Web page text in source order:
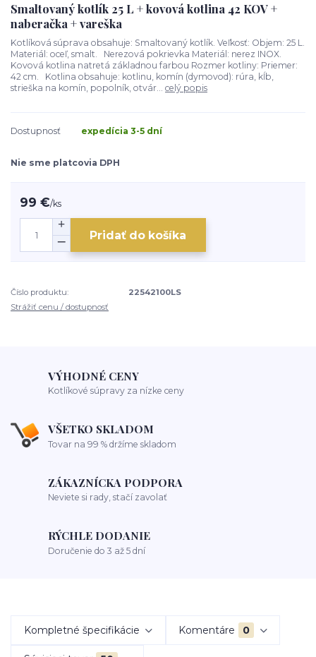
Smaltovaný kotlík 25 L + kovová kotlina 42 KOV +
naberačka + vareška
Kotlíková súprava obsahuje: Smaltovaný kotlík. Veľkosť: Objem: 25 L.
Materiál: oceľ, smalt. Nerezová pokrievka Materiál: nerez INOX.
Kovová kotlina natretá základnou farbou Rozmer kotliny: Priemer:
42 cm. Kotlina obsahuje: kotlinu, komín (dymovod): rúra, kĺb,
strieška na komín, popolník, otvár... celý popis
Dostupnosť expedícia 3-5 dní
Nie sme platcovia DPH
99 €/ks
Pridať do košíka
Číslo produktu:
22542100LS
Strážiť cenu / dostupnosť
VÝHODNÉ CENY
Kotlíkové súpravy za nízke ceny
VŠETKO SKLADOM
Tovar na 99 % držíme skladom
ZÁKAZNÍCKA PODPORA
Neviete si rady, stačí zavolať
RÝCHLE DODANIE
Doručenie do 3 až 5 dní
Kompletné špecifikácie Komentáre 0